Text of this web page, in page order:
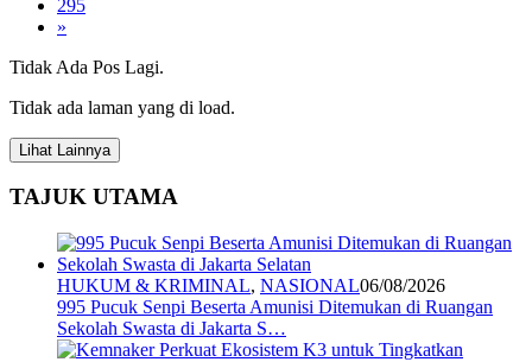
295
»
Tidak Ada Pos Lagi.
Tidak ada laman yang di load.
Lihat Lainnya
TAJUK UTAMA
HUKUM & KRIMINAL, NASIONAL06/08/2026
995 Pucuk Senpi Beserta Amunisi Ditemukan di Ruangan
Sekolah Swasta di Jakarta S…